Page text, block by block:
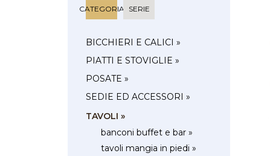
CATEGORIA SERIE
BICCHIERI E CALICI »
PIATTI E STOVIGLIE »
POSATE »
SEDIE ED ACCESSORI »
TAVOLI »
banconi buffet e bar »
tavoli mangia in piedi »